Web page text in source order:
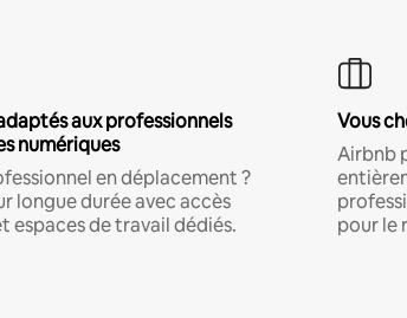
aux professionnels
numériques
en déplacement ?
longue durée avec accès
espaces de travail dédiés.
Vous
Airbnb
pour le